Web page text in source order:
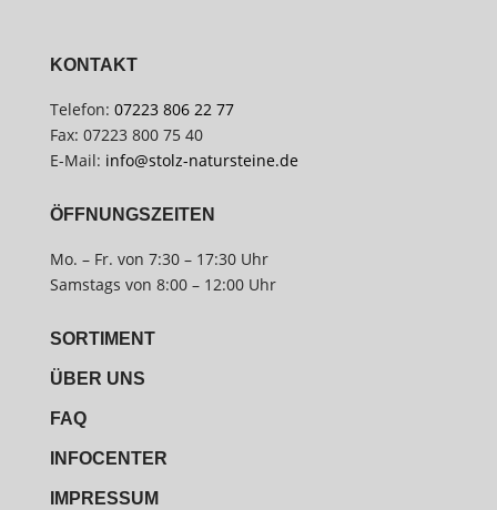
KONTAKT
Telefon: 07223 806 22 77
Fax: 07223 800 75 40
E-Mail: info@stolz-natursteine.de
ÖFFNUNGSZEITEN
Mo. – Fr. von 7:30 – 17:30 Uhr
Samstags von 8:00 – 12:00 Uhr
SORTIMENT
ÜBER UNS
FAQ
INFOCENTER
IMPRESSUM